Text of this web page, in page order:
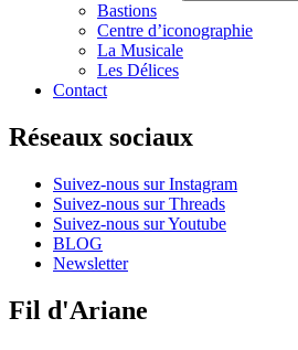
Bastions
Centre d’iconographie
La Musicale
Les Délices
Contact
Réseaux sociaux
Suivez-nous sur Instagram
Suivez-nous sur Threads
Suivez-nous sur Youtube
BLOG
Newsletter
Fil d'Ariane